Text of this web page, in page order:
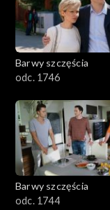
Barwy szczęścia
odc. 1746
Barwy szczęścia
odc. 1744